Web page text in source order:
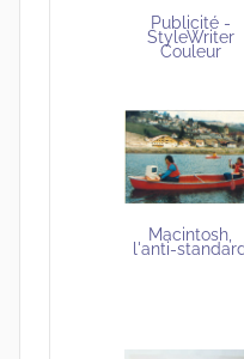
Publicité -
StyleWriter
Couleur
Macintosh,
l'anti-standard